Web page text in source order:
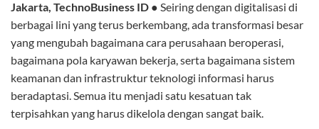
Jakarta, TechnoBusiness ID ● Seiring dengan digitalisasi di
berbagai lini yang terus berkembang, ada transformasi besar
yang mengubah bagaimana cara perusahaan beroperasi,
bagaimana pola karyawan bekerja, serta bagaimana sistem
keamanan dan infrastruktur teknologi informasi harus
beradaptasi. Semua itu menjadi satu kesatuan tak
terpisahkan yang harus dikelola dengan sangat baik.